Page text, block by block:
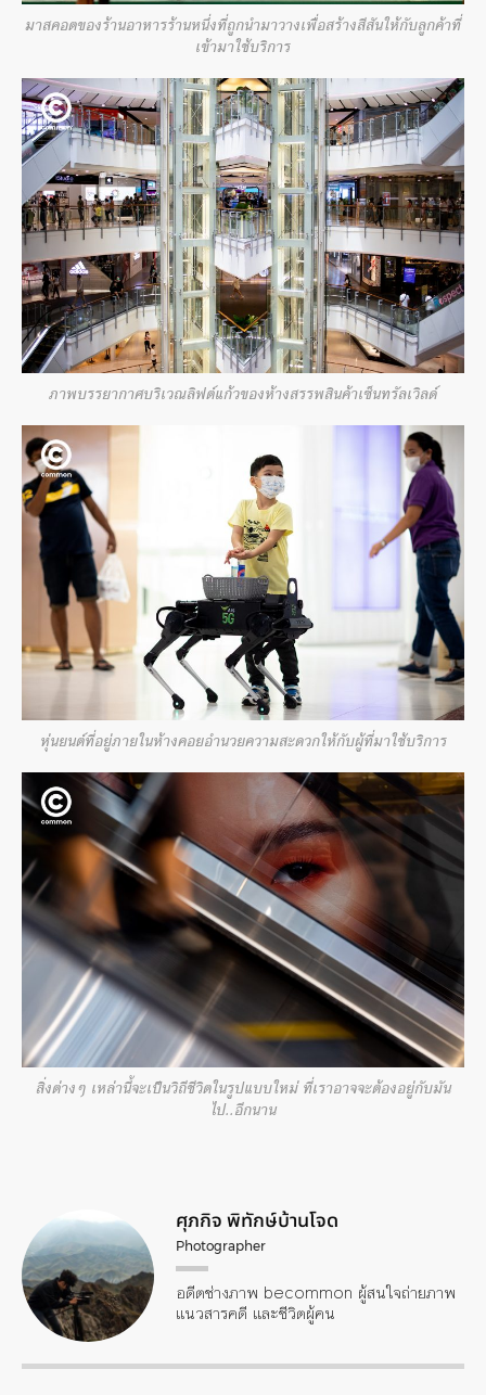
มาสคอตของร้านอาหารร้านหนึ่งที่ถูกนำมาวางเพื่อสร้างสีสันให้กับลูกค้าที่
เข้ามาใช้บริการ
ภาพบรรยากาศบริเวณลิฟต์แก้วของห้างสรรพสินค้าเซ็นทรัลเวิลด์
หุ่นยนต์ที่อยู่ภายในห้างคอยอำนวยความสะดวกให้กับผู้ที่มาใช้บริการ
สิ่งต่างๆ เหล่านี้จะเป็นวิถีชีวิตในรูปแบบใหม่ ที่เราอาจจะต้องอยู่กับมัน
ไป..อีกนาน
ศุภกิจ พิทักษ์บ้านโจด
Photographer
อดีตช่างภาพ becommon ผู้สนใจถ่ายภาพ
แนวสารคดี และชีวิตผู้คน